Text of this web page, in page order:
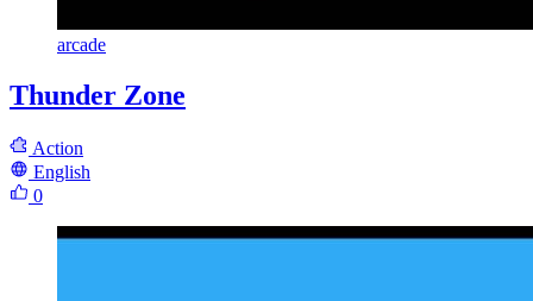
arcade
Thunder Zone
Action
English
0